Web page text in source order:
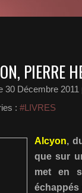
PIERRE
30 Décembre 2011
: #LIVRES
Alcyon,
que sur
met en